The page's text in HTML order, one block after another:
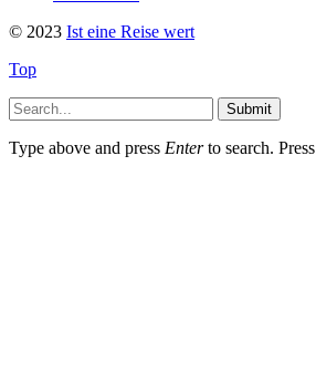
© 2023 Ist eine Reise wert
Top
Submit
Type above and press Enterto search. Press